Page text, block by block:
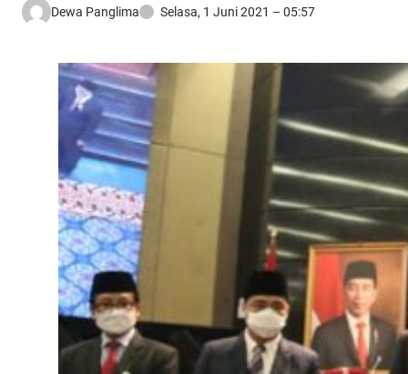
Dewa Panglima Selasa, 1 Juni 2021 – 05:57